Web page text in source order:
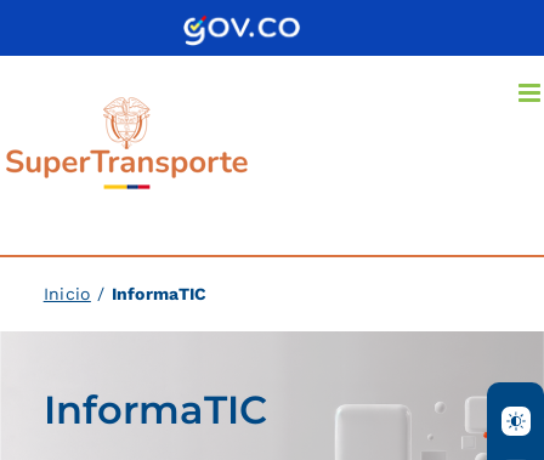
Inicio / InformaTIC
InformaTIC